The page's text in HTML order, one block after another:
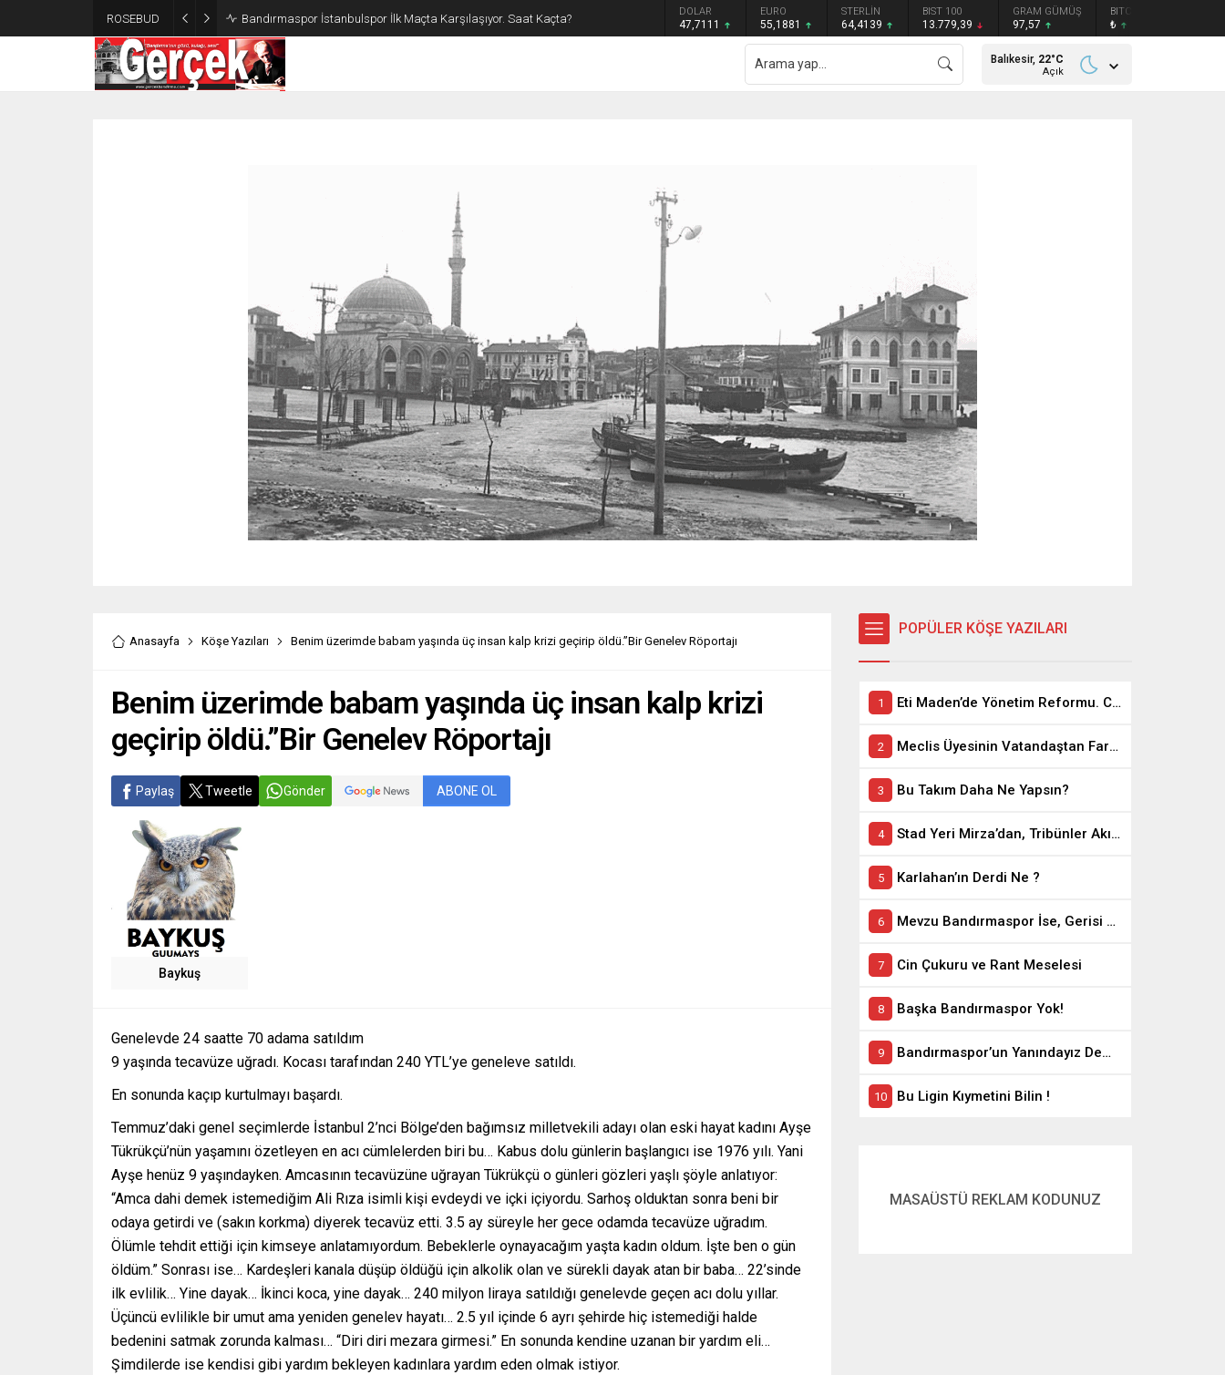
ROSEBUD Bandırmaspor İstanbulspor İlk Maçta Karşılaşıyor. Saat Kaçta? DOLAR
47,7111
EURO
55,1881
STERLİN
64,4139
BIST 100
13.779,39
GRAM GÜMÜŞ
97,57
BITCOIN
₺
Balıkesir, 22°C
Açık
Anasayfa Köşe Yazıları Benim üzerimde babam yaşında üç insan kalp krizi geçirip öldü.”Bir Genelev Röportajı
Benim üzerimde babam yaşında üç insan kalp krizi
geçirip öldü.”Bir Genelev Röportajı
Paylaş Tweetle Gönder ABONE OL
Baykuş
Genelevde 24 saatte 70 adama satıldım
9 yaşında tecavüze uğradı. Kocası tarafından 240 YTL’ye geneleve satıldı.
En sonunda kaçıp kurtulmayı başardı.
Temmuz’daki genel seçimlerde İstanbul 2’nci Bölge’den bağımsız milletvekili adayı olan eski hayat kadını Ayşe
Tükrükçü’nün yaşamını özetleyen en acı cümlelerden biri bu… Kabus dolu günlerin başlangıcı ise 1976 yılı. Yani
Ayşe henüz 9 yaşındayken. Amcasının tecavüzüne uğrayan Tükrükçü o günleri gözleri yaşlı şöyle anlatıyor:
“Amca dahi demek istemediğim Ali Rıza isimli kişi evdeydi ve içki içiyordu. Sarhoş olduktan sonra beni bir
odaya getirdi ve (sakın korkma) diyerek tecavüz etti. 3.5 ay süreyle her gece odamda tecavüze uğradım.
Ölümle tehdit ettiği için kimseye anlatamıyordum. Bebeklerle oynayacağım yaşta kadın oldum. İşte ben o gün
öldüm.” Sonrası ise… Kardeşleri kanala düşüp öldüğü için alkolik olan ve sürekli dayak atan bir baba… 22’sinde
ilk evlilik… Yine dayak… İkinci koca, yine dayak… 240 milyon liraya satıldığı genelevde geçen acı dolu yıllar.
Üçüncü evlilikle bir umut ama yeniden genelev hayatı… 2.5 yıl içinde 6 ayrı şehirde hiç istemediği halde
bedenini satmak zorunda kalması… “Diri diri mezara girmesi.” En sonunda kendine uzanan bir yardım eli…
Şimdilerde ise kendisi gibi yardım bekleyen kadınlara yardım eden olmak istiyor.
POPÜLER KÖŞE YAZILARI
Eti Maden’de Yönetim Reformu. CEO Modeli’nde Kadro / Taşeron İşçilik Ayrımı Kalkıyor
Meclis Üyesinin Vatandaştan Farkı Ne ?
Bu Takım Daha Ne Yapsın?
Stad Yeri Mirza’dan, Tribünler Akın’dan: Geriye Bakanlık Kaldı.
Karlahan’ın Derdi Ne ?
Mevzu Bandırmaspor İse, Gerisi Teferruattır
Cin Çukuru ve Rant Meselesi
Başka Bandırmaspor Yok!
Bandırmaspor’un Yanındayız Demekle Olmuyor!
Bu Ligin Kıymetini Bilin !
MASAÜSTÜ REKLAM KODUNUZ